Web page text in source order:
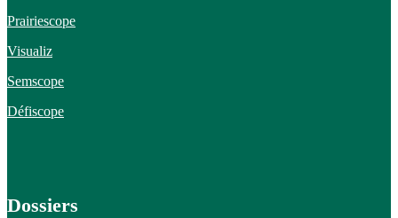
Prairiescope
Visualiz
Semscope
Défiscope
Dossiers